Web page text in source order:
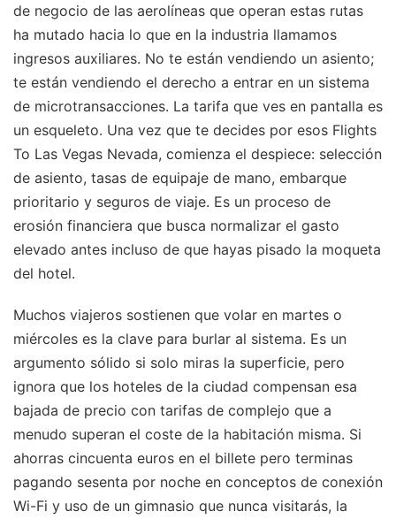
de negocio de las aerolíneas que operan estas rutas
ha mutado hacia lo que en la industria llamamos
ingresos auxiliares. No te están vendiendo un asiento;
te están vendiendo el derecho a entrar en un sistema
de microtransacciones. La tarifa que ves en pantalla es
un esqueleto. Una vez que te decides por esos Flights
To Las Vegas Nevada, comienza el despiece: selección
de asiento, tasas de equipaje de mano, embarque
prioritario y seguros de viaje. Es un proceso de
erosión financiera que busca normalizar el gasto
elevado antes incluso de que hayas pisado la moqueta
del hotel.
Muchos viajeros sostienen que volar en martes o
miércoles es la clave para burlar al sistema. Es un
argumento sólido si solo miras la superficie, pero
ignora que los hoteles de la ciudad compensan esa
bajada de precio con tarifas de complejo que a
menudo superan el coste de la habitación misma. Si
ahorras cincuenta euros en el billete pero terminas
pagando sesenta por noche en conceptos de conexión
Wi-Fi y uso de un gimnasio que nunca visitarás, la